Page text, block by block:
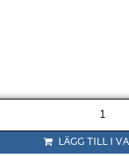
LÄGG TILL I